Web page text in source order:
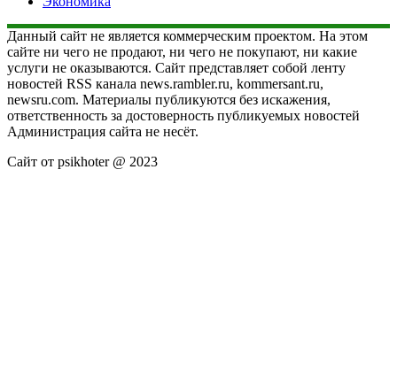
Данный сайт не является коммерческим проектом. На этом
сайте ни чего не продают, ни чего не покупают, ни какие
услуги не оказываются. Сайт представляет собой ленту
новостей RSS канала news.rambler.ru, kommersant.ru,
newsru.com. Материалы публикуются без искажения,
ответственность за достоверность публикуемых новостей
Администрация сайта не несёт.
Сайт от psikhoter @ 2023